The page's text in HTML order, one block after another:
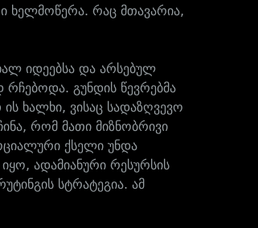
ხელმოწერა. რაც მთავარია,
იდეებსა და არსებულ
რჩებოდა. გუნდის წევრებმა
ხალხი, ვისაც სადაზღვევო
რომ მათი მიზნობრივი
ქსელი უნდა
ადამიანური რესურსის
სტრატეგია. ამ